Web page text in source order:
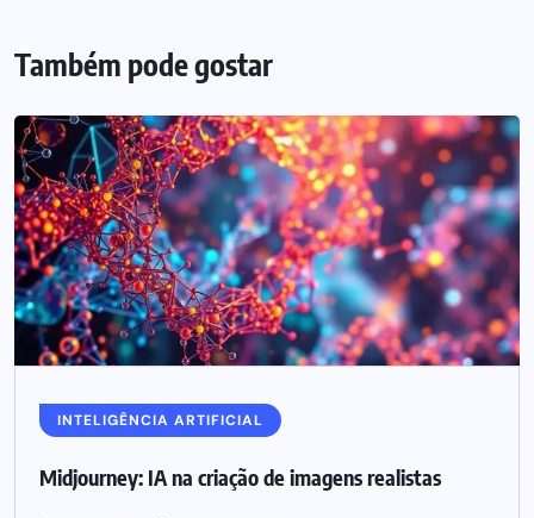
Também pode gostar
INTELIGÊNCIA ARTIFICIAL
Midjourney: IA na criação de imagens realistas